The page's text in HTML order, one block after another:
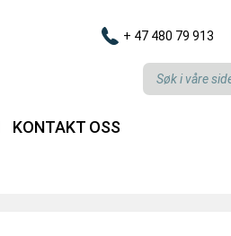
+ 47 480 79 913
KONTAKT OSS